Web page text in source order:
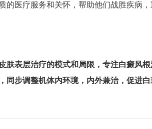
的医疗服务和关怀，帮助他们战胜疾病
肤表层治疗的模式和局限，专注白癜风
同步调整机体内环境，内外兼治，促进